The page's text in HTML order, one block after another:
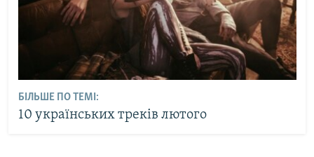
БІЛЬШЕ ПО ТЕМІ:
10 українських треків лютого